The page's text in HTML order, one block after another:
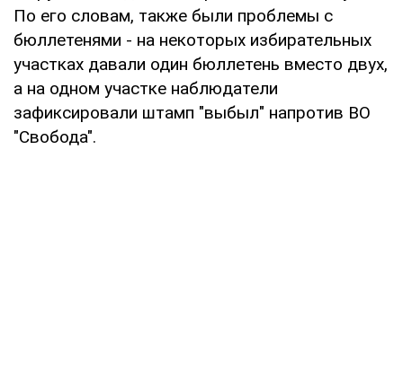
По его словам, также были проблемы с
бюллетенями - на некоторых избирательных
участках давали один бюллетень вместо двух,
а на одном участке наблюдатели
зафиксировали штамп "выбыл" напротив ВО
"Свобода".